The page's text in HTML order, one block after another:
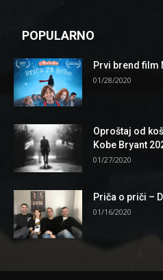
POPULARNO
Prvi brend film
01/28/2020
Oproštaj od
Kobe Bryant
01/27/2020
Priča o priči –
01/16/2020